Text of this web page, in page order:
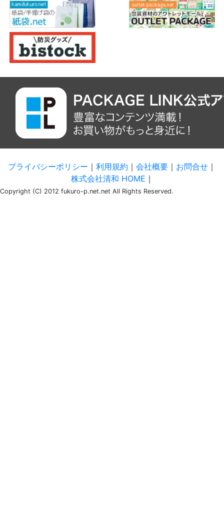
プライバシーポリシー ｜ 利用規約 ｜ 会社概要 ｜ お問合せ ｜
株式会社清和 HOME ｜
Copyright (C) 2012 fukuro-p.net.net All Rights Reserved.